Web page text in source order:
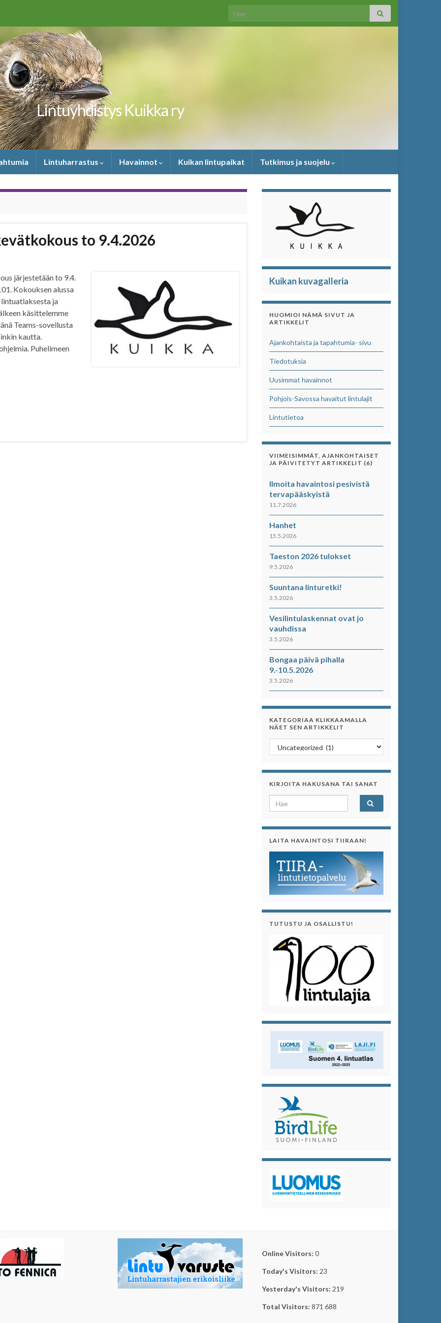
Search for:
Lintuyhdistys Kuikka ry
Lintuharrastus Havainnot Kuikan lintupaikat Tutkimus ja suojelu
to 9.4.2026
järjestetään to 9.4.
Kokouksen alussa
ja
käsittelemme
Teams-sovellusta
kautta.
Puhelimeen
Kuikan kuvagalleria
HUOMIOI NÄMÄ SIVUT JA
ARTIKKELIT
Ajankohtaista ja tapahtumia- sivu
Tiedotuksia
Uusimmat havainnot
Pohjois-Savossa havaitut lintulajit
Lintutietoa
VIIMEISIMMÄT, AJANKOHTAISET
JA PÄIVITETYT ARTIKKELIT (6)
Ilmoita havaintosi pesivistä
tervapääskyistä
11.7.2026
Hanhet
15.5.2026
Taeston 2026 tulokset
9.5.2026
Suuntana linturetki!
3.5.2026
Vesilintulaskennat ovat jo
vauhdissa
3.5.2026
Bongaa päivä pihalla
9.-10.5.2026
3.5.2026
KATEGORIAA KLIKKAAMALLA
NÄET SEN ARTIKKELIT
Kategoriaa klikkaamalla näet sen artikkelit
KIRJOITA HAKUSANA TAI SANAT
Search for:
LAITA HAVAINTOSI TIIRAAN!
TUTUSTU JA OSALLISTU!
Online Visitors: 0
Today's Visitors: 23
Yesterday's Visitors: 219
Total Visitors: 871 688